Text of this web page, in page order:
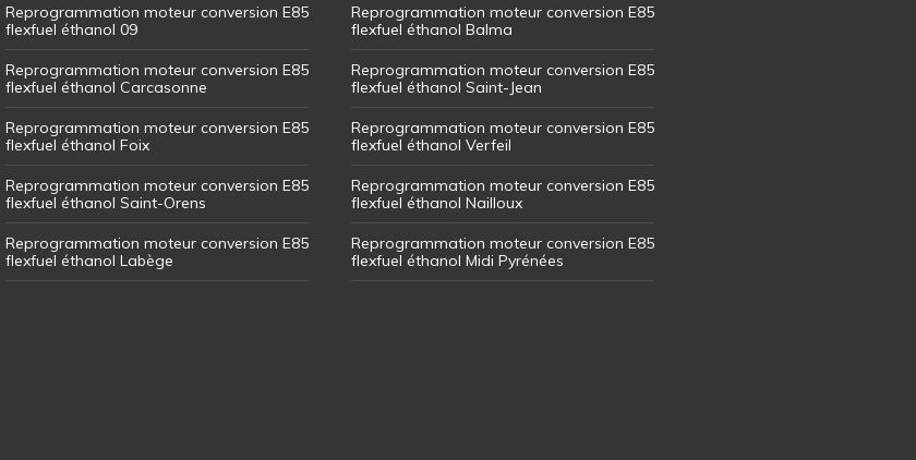
Reprogrammation moteur conversion E85
flexfuel éthanol 09
Reprogrammation moteur conversion E85
flexfuel éthanol Carcasonne
Reprogrammation moteur conversion E85
flexfuel éthanol Foix
Reprogrammation moteur conversion E85
flexfuel éthanol Saint-Orens
Reprogrammation moteur conversion E85
flexfuel éthanol Labège
Reprogrammation moteur conversion E85
flexfuel éthanol Balma
Reprogrammation moteur conversion E85
flexfuel éthanol Saint-Jean
Reprogrammation moteur conversion E85
flexfuel éthanol Verfeil
Reprogrammation moteur conversion E85
flexfuel éthanol Nailloux
Reprogrammation moteur conversion E85
flexfuel éthanol Midi Pyrénées